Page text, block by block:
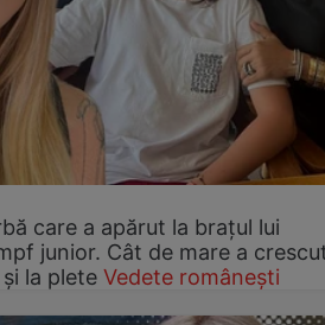
care a apărut la brațul lui
junior. Cât de mare a
la plete Vedete românești